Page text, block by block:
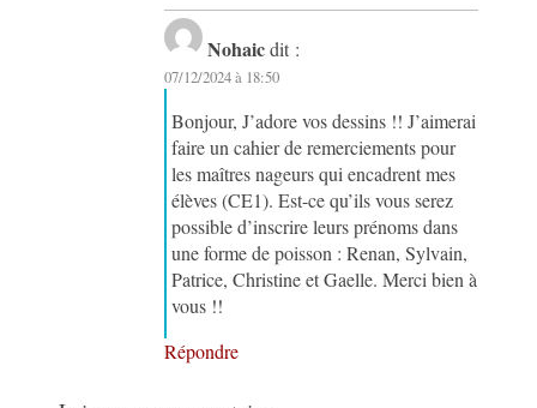
Nohaic dit :
07/12/2024 à 18:50
Bonjour, J’adore vos dessins !! J’aimerai
faire un cahier de remerciements pour
les maîtres nageurs qui encadrent mes
élèves (CE1). Est-ce qu’ils vous serez
possible d’inscrire leurs prénoms dans
une forme de poisson : Renan, Sylvain,
Patrice, Christine et Gaelle. Merci bien à
vous !!
Répondre